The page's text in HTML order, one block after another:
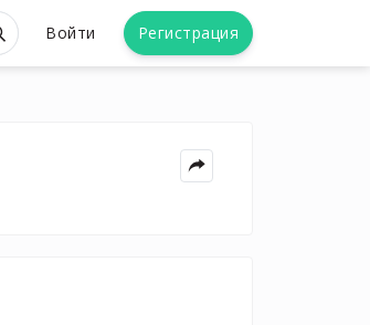
Войти Регистрация